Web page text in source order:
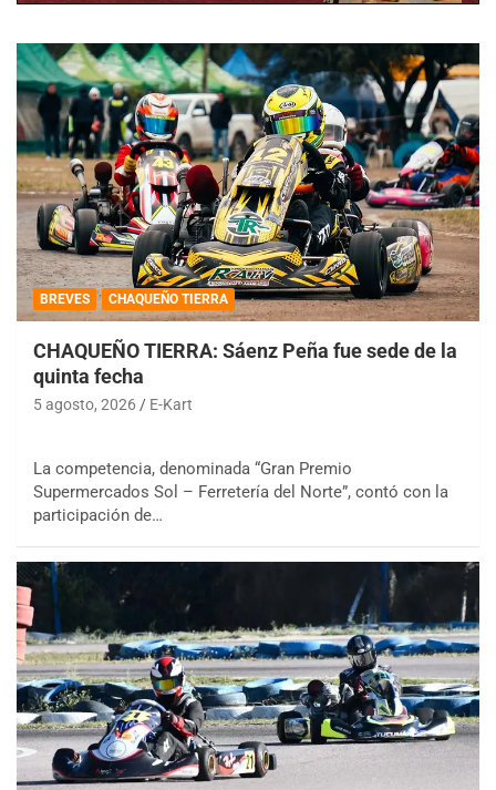
BREVES CHAQUEÑO TIERRA
CHAQUEÑO TIERRA: Sáenz Peña fue sede de la
quinta fecha
5 agosto, 2026 E-Kart
La competencia, denominada “Gran Premio
Supermercados Sol – Ferretería del Norte”, contó con la
participación de…